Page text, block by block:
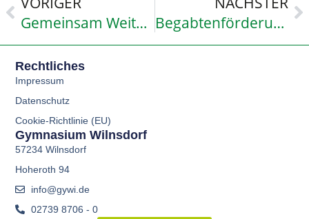
Gemeinsam Weiterkommen
Begabtenförderung: Schuljahresabschluss 2018
Rechtliches
Impressum
Datenschutz
Cookie-Richtlinie (EU)
Gymnasium Wilnsdorf
57234 Wilnsdorf
Hoheroth 94
info@gywi.de
02739 8706 - 0